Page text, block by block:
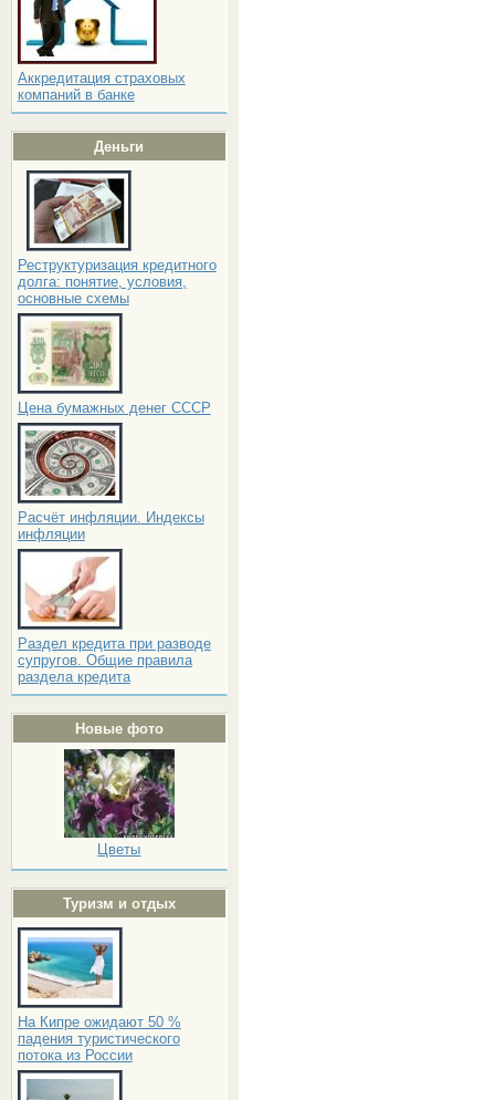
Аккредитация страховых
компаний в банке
Деньги
Реструктуризация кредитного
долга: понятие, условия,
основные схемы
Цена бумажных денег СССР
Расчёт инфляции. Индексы
инфляции
Раздел кредита при разводе
супругов. Общие правила
раздела кредита
Новые фото
Цветы
Туризм и отдых
На Кипре ожидают 50 %
падения туристического
потока из России